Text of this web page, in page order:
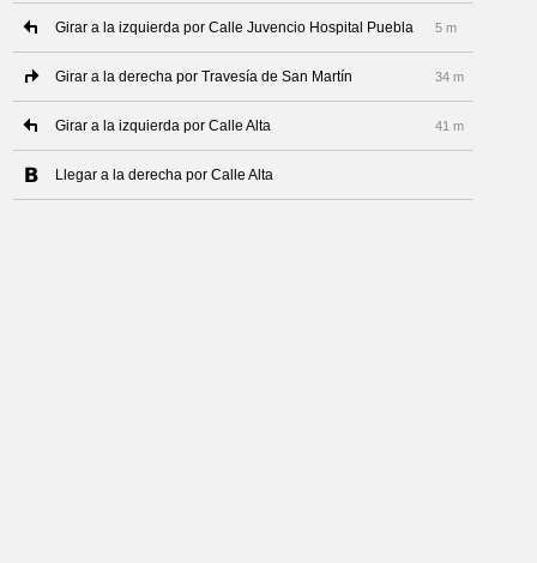
Girar a la izquierda por Calle Juvencio Hospital Puebla 5 m
Girar a la derecha por Travesía de San Martín 34 m
Girar a la izquierda por Calle Alta 41 m
Llegar a la derecha por Calle Alta